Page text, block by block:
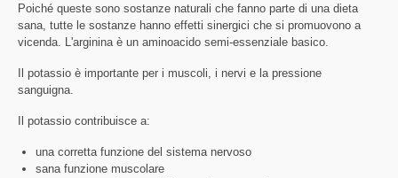
Poiché queste sono sostanze naturali che fanno parte di una dieta
sana, tutte le sostanze hanno effetti sinergici che si promuovono a
vicenda. L'arginina è un aminoacido semi-essenziale basico.
Il potassio è importante per i muscoli, i nervi e la pressione
sanguigna.
Il potassio contribuisce a:
una corretta funzione del sistema nervoso
sana funzione muscolare